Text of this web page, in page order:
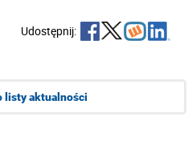
Udostępnij:
listy aktualności